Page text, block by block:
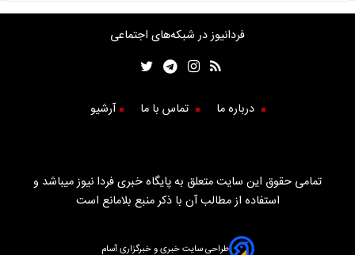
فردانیوز در شبکه‌های اجتماعی
درباره ما تماس با ما آرشیو
تمامی حقوق این سایت متعلق به پایگاه خبری فردا نیوز میباشد و
استفاده از مطالب آن با ذکر منبع بلامانع است
طراحی سایت خبری و خبرگزاری آسام